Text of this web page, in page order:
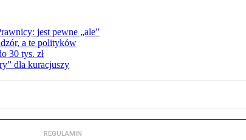
jest pewne „ale”
a te polityków
30 tys. zł
dla kuracjuszy
REGULAMIN